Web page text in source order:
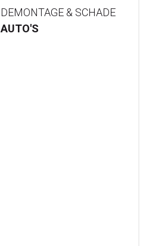
DEMONTAGE & SCHADE
AUTO'S